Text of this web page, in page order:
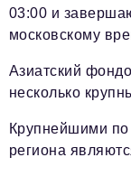
03:00 и
московскому
Азиатский
несколько
Крупнейшими по
региона